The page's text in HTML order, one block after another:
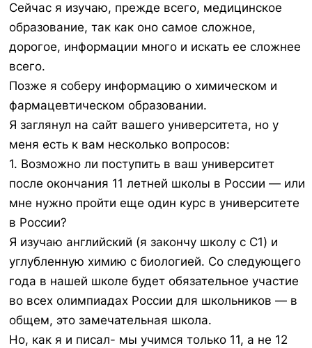
Сейчас я изучаю, прежде всего, медицинское
образование, так как оно самое сложное,
дорогое, информации много и искать ее сложнее
всего.
Позже я соберу информацию о химическом и
фармацевтическом образовании.
Я заглянул на сайт вашего университета, но у
меня есть к вам несколько вопросов:
1. Возможно ли поступить в ваш университет
после окончания 11 летней школы в России — или
мне нужно пройти еще один курс в университете
в России?
Я изучаю английский (я закончу школу с C1) и
углубленную химию с биологией. Со следующего
года в нашей школе будет обязательное участие
во всех олимпиадах России для школьников — в
общем, это замечательная школа.
Но, как я и писал- мы учимся только 11, а не 12